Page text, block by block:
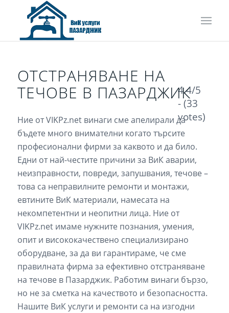
ОТСТРАНЯВАНЕ НА
ТЕЧОВЕ В ПАЗАРДЖИК
Ние от VIKPz.net винаги сме апелирали да
бъдете много внимателни когато търсите
професионални фирми за каквото и да било.
Едни от най-честите причини за ВиК аварии,
неизправности, повреди, запушвания, течове –
това са неправилните ремонти и монтажи,
евтините ВиК материали, намесата на
некомпетентни и неопитни лица. Ние от
VIKPz.net имаме нужните познания, умения,
опит и висококачествено специализирано
оборудване, за да ви гарантираме, че сме
правилната фирма за ефективно отстраняване
на течове в Пазарджик. Работим винаги бързо,
но не за сметка на качеството и безопасността.
Нашите ВиК услуги и ремонти са на изгодни
4.4/5
- (33
votes)